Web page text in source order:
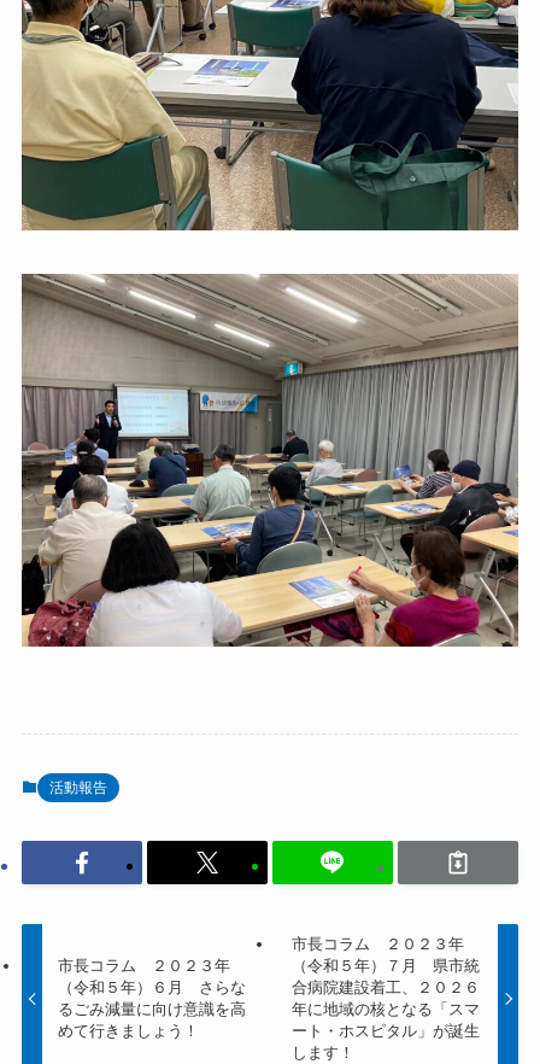
活動報告
市長コラム ２０２３年
（令和５年）６月 さらな
るごみ減量に向け意識を高
めて行きましょう！
市長コラム ２０２３年
（令和５年）７月 県市統
合病院建設着工、２０２６
年に地域の核となる「スマ
ート・ホスピタル」が誕生
します！